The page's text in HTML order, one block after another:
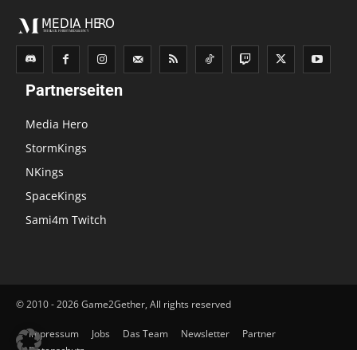
Partnerseiten
Media Hero
StormKings
NKings
SpaceKings
Sami4m Twitch
© 2010 - 2026 Game2Gether, All rights reserved
Impressum Jobs Das Team Newsletter
Partner